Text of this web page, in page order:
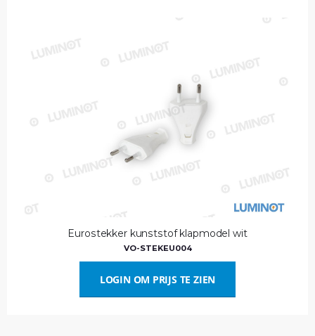
Eurostekker kunststof klapmodel wit
VO-STEKEU004
LOGIN OM PRIJS TE ZIEN